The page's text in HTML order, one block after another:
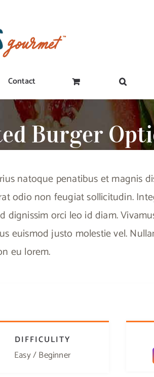
Contact
Burger
natoque penatibus et magnis
odio non feugiat sollicitudin.
dignissim orci leo id diam.
euismod justo molestie vel.
eu lorem.
DIFFICULITY
Easy / Beginner